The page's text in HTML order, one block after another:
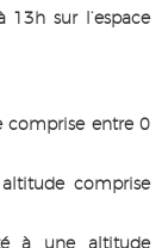
sur l’espace
comprise entre 0
comprise
à une altitude